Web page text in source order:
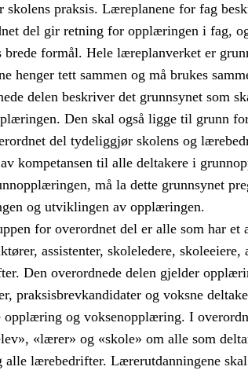
skolens praksis. Læreplanene for fag
del gir retning for opplæringen i fag,
brede formål. Hele læreplanverket er
henger tett sammen og må brukes
delen beskriver det grunnsynet som
Den skal også ligge til grunn
del tydeliggjør skolens og
kompetansen til alle deltakere i
må la dette grunnsynet
og utviklingen av opplæringen.
for overordnet del er alle som har et
assistenter, skoleledere, skoleeiere,
Den overordnede delen gjelder
praksisbrevkandidater og voksne
opplæring og voksenopplæring. I
«lærer» og «skole» om alle som
alle lærebedrifter. Lærerutdanningene